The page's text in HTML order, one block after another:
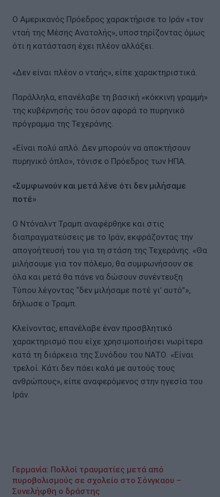
Ο Αμερικανός Πρόεδρος χαρακτήρισε το Ιράν «τον
νταή της Μέσης Ανατολής», υποστηρίζοντας όμως
ότι η κατάσταση έχει πλέον αλλάξει.
«Δεν είναι πλέον ο νταής», είπε χαρακτηριστικά.
Παράλληλα, επανέλαβε τη βασική «κόκκινη γραμμή»
της κυβέρνησής του όσον αφορά το πυρηνικό
πρόγραμμα της Τεχεράνης.
«Είναι πολύ απλό. Δεν μπορούν να αποκτήσουν
πυρηνικό όπλο», τόνισε ο Πρόεδρος των ΗΠΑ.
«Συμφωνούν και μετά λένε ότι δεν μιλήσαμε
ποτέ»
Ο Ντόναλντ Τραμπ αναφέρθηκε και στις
διαπραγματεύσεις με το Ιράν, εκφράζοντας την
απογοήτευσή του για τη στάση της Τεχεράνης. «Θα
μιλήσουμε για τον πόλεμο, θα συμφωνήσουν σε
όλα και μετά θα πάνε να δώσουν συνέντευξη
Τύπου λέγοντας “δεν μιλήσαμε ποτέ γι’ αυτό”»,
δήλωσε ο Τραμπ.
Κλείνοντας, επανέλαβε έναν προσβλητικό
χαρακτηρισμό που είχε χρησιμοποιήσει νωρίτερα
κατά τη διάρκεια της Συνόδου του ΝΑΤΟ. «Είναι
τρελοί. Κάτι δεν πάει καλά με αυτούς τους
ανθρώπους», είπε αναφερόμενος στην ηγεσία του
Ιράν.
Γερμανία: Πολλοί τραυματίες μετά από
πυροβολισμούς σε σχολείο στο Σόνγκαου –
Συνελήφθη ο δράστης